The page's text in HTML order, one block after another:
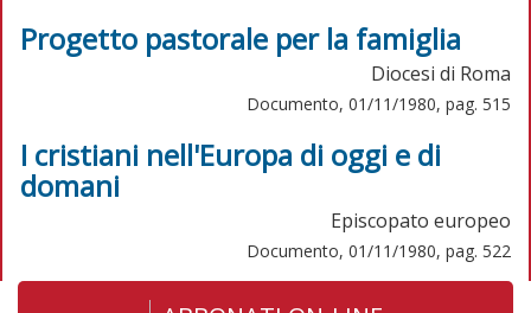
Progetto pastorale per la famiglia
Diocesi di Roma
Documento, 01/11/1980, pag. 515
I cristiani nell'Europa di oggi e di
domani
Episcopato europeo
Documento, 01/11/1980, pag. 522